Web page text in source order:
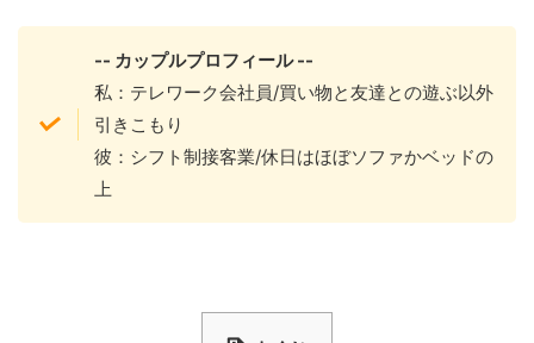
-- カップルプロフィール --
私：テレワーク会社員/買い物と友達との遊ぶ以外
引きこもり
彼：シフト制接客業/休日はほぼソファかベッドの
上